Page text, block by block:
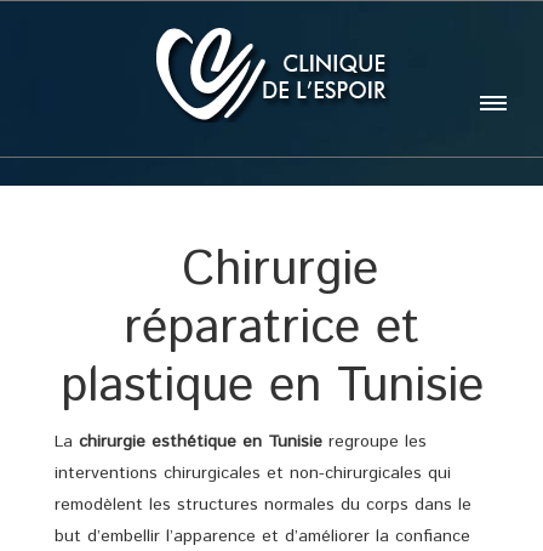
Chirurgie
réparatrice et
plastique en Tunisie
La chirurgie esthétique en Tunisie regroupe les
interventions chirurgicales et non-chirurgicales qui
remodèlent les structures normales du corps dans le
but d’embellir l’apparence et d’améliorer la confiance